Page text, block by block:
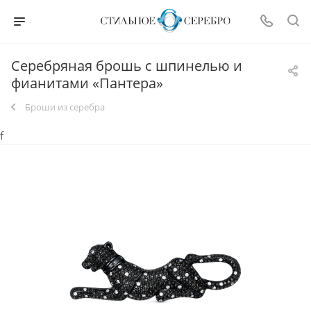
Серебряная брошь с шпинелью и
фианитами «Пантера»
Броши из серебра
f